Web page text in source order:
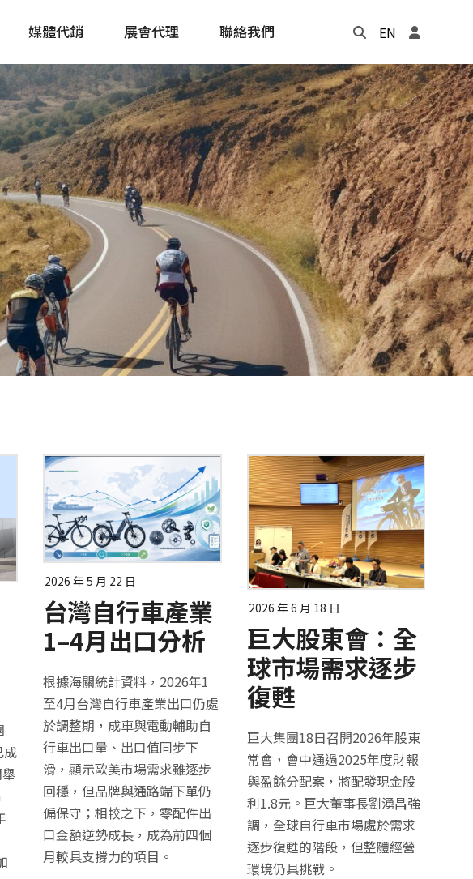
單車誌 Cycling Update
簡體版 單車志 Bicycling
戶外探索 Outside
主題書籍
年度記事本
媒體代銷 展會代理 聯絡我們 EN
成
2026 年 5 月 22 日
台灣自行車產業
1–4月出口分析
根據海關統計資料，2026年1
至4月台灣自行車產業出口仍處
於調整期，成車與電動輔助自
行車出口量、出口值同步下
滑，顯示歐美市場需求雖逐步
回穩，但品牌與通路端下單仍
偏保守；相較之下，零配件出
口金額逆勢成長，成為前四個
月較具支撐力的項目。
2026 年 6 月 18 日
巨大股東會：全
球市場需求逐步
復甦
巨大集團18日召開2026年股東
常會，會中通過2025年度財報
與盈餘分配案，將配發現金股
利1.8元。巨大董事長劉湧昌強
調，全球自行車市場處於需求
逐步復甦的階段，但整體經營
環境仍具挑戰。